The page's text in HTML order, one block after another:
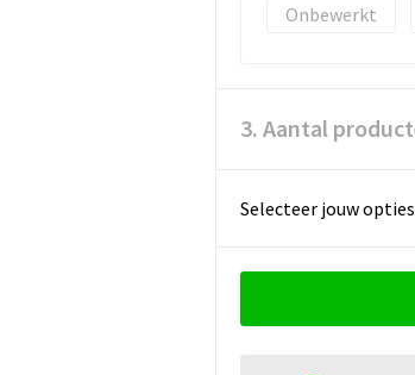
Onbewerkt
3. Aantal
Selecteer jouw